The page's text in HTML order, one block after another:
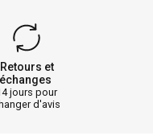
Retours et
échanges
jours pour
d'avis